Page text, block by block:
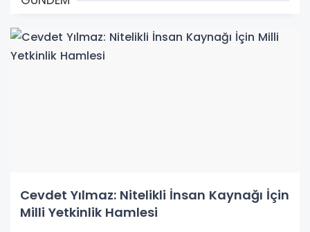
Cevdet Yılmaz: Nitelikli İnsan Kaynağı İçin
Milli Yetkinlik Hamlesi